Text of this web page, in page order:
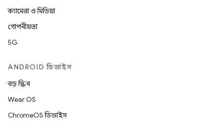
ক্যামেরা ও মিডিয়া
গোপনীয়তা
5G
ANDROID ডিভাইস
বড় স্ক্রিন
Wear OS
ChromeOS ডিভাইস